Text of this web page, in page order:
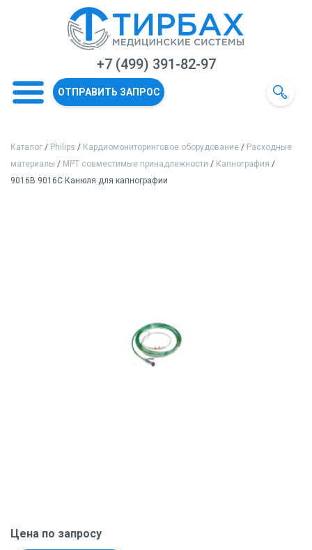
+7 (499) 391-82-97
ОТПРАВИТЬ ЗАПРОС
Каталог / Philips / Кардиомониторинговое оборудование / Расходные
материалы / МРТ совместимые принадлежности / Капнография /
9016B 9016C Канюля для капнографии
Цена по запросу